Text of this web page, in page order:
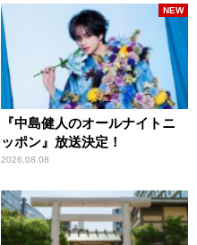
『中島健人のオールナイトニ
ッポン』放送決定！
2026.08.08
NEW